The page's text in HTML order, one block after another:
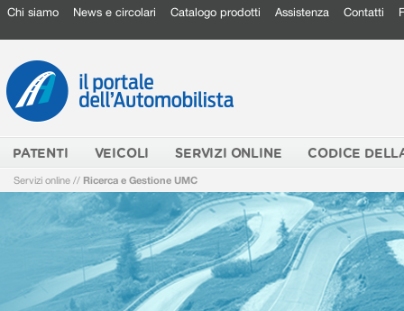
Chi siamo News e circolari Catalogo prodotti Assistenza Contatti
PATENTI VEICOLI SERVIZI ONLINE CODICE
Servizi online // Ricerca e Gestione UMC